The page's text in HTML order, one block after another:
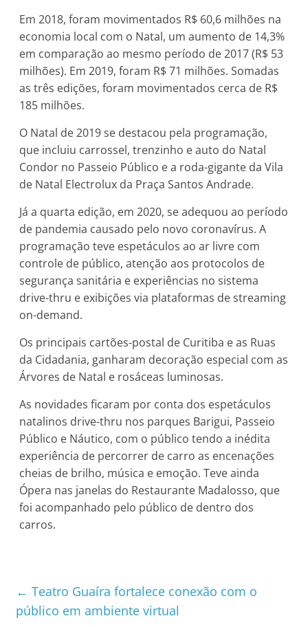
Em 2018, foram movimentados R$ 60,6 milhões na
economia local com o Natal, um aumento de 14,3%
em comparação ao mesmo período de 2017 (R$ 53
milhões). Em 2019, foram R$ 71 milhões. Somadas
as três edições, foram movimentados cerca de R$
185 milhões.
O Natal de 2019 se destacou pela programação,
que incluiu carrossel, trenzinho e auto do Natal
Condor no Passeio Público e a roda-gigante da Vila
de Natal Electrolux da Praça Santos Andrade.
Já a quarta edição, em 2020, se adequou ao período
de pandemia causado pelo novo coronavírus. A
programação teve espetáculos ao ar livre com
controle de público, atenção aos protocolos de
segurança sanitária e experiências no sistema
drive-thru e exibições via plataformas de streaming
on-demand.
Os principais cartões-postal de Curitiba e as Ruas
da Cidadania, ganharam decoração especial com as
Árvores de Natal e rosáceas luminosas.
As novidades ficaram por conta dos espetáculos
natalinos drive-thru nos parques Barigui, Passeio
Público e Náutico, com o público tendo a inédita
experiência de percorrer de carro as encenações
cheias de brilho, música e emoção. Teve ainda
Ópera nas janelas do Restaurante Madalosso, que
foi acompanhado pelo público de dentro dos
carros.
← Teatro Guaíra fortalece conexão com o
público em ambiente virtual